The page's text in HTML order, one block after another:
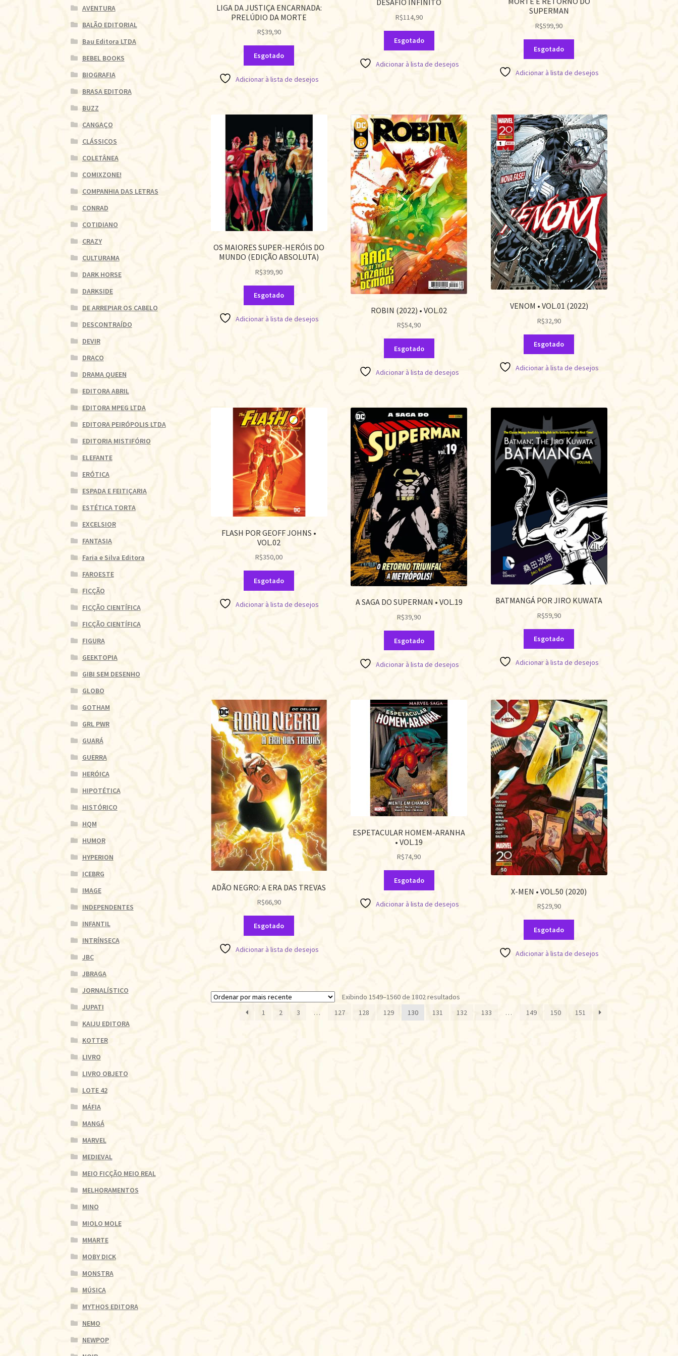
LIGA DA JUSTIÇA ENCARNADA:
PRELÚDIO DA MORTE
R$39,90
Esgotado
Adicionar à lista de desejos
DESAFIO INFINITO
R$114,90
Esgotado
Adicionar à lista de desejos
SUPERMAN
R$599,90
Esgotado
Adicionar à lista de desejos
OS MAIORES SUPER-HERÓIS DO
MUNDO (EDIÇÃO ABSOLUTA)
R$399,90
Esgotado
Adicionar à lista de desejos
ROBIN (2022) • VOL.02
R$54,90
Esgotado
Adicionar à lista de desejos
VENOM • VOL.01 (2022)
R$32,90
Esgotado
Adicionar à lista de desejos
FLASH POR GEOFF JOHNS •
VOL.02
R$350,00
Esgotado
Adicionar à lista de desejos A SAGA DO SUPERMAN • VOL.19
R$39,90
Esgotado
Adicionar à lista de desejos
BATMANGÁ POR JIRO KUWATA
R$59,90
Esgotado
Adicionar à lista de desejos
ADÃO NEGRO: A ERA DAS TREVAS
R$66,90
Esgotado
Adicionar à lista de desejos
ESPETACULAR HOMEM-ARANHA
• VOL.19
R$74,90
Esgotado
Adicionar à lista de desejos
X-MEN • VOL.50 (2020)
R$29,90
Esgotado
Adicionar à lista de desejos
Exibindo 1549–1560 de 1802 resultadosClassificado
1 2 3 … 127 128 129 130 131 132 133 … 149 150 151
AVENTURA
BALÃO EDITORIAL
Bau Editora LTDA
BEBEL BOOKS
BIOGRAFIA
BRASA EDITORA
BUZZ
CANGAÇO
CLÁSSICOS
COLETÂNEA
COMIXZONE!
COMPANHIA DAS LETRAS
CONRAD
COTIDIANO
CRAZY
CULTURAMA
DARK HORSE
DARKSIDE
DE ARREPIAR OS CABELO
DESCONTRAÍDO
DEVIR
DRACO
DRAMA QUEEN
EDITORA ABRIL
EDITORA MPEG LTDA
EDITORA PEIRÓPOLIS LTDA
EDITORIA MISTIFÓRIO
ELEFANTE
ERÓTICA
ESPADA E FEITIÇARIA
ESTÉTICA TORTA
EXCELSIOR
FANTASIA
Faria e Silva Editora
FAROESTE
FICÇÃO
FICÇÃO CIENTÍFICA
FICÇÃO CIENTÍFICA
FIGURA
GEEKTOPIA
GIBI SEM DESENHO
GLOBO
GOTHAM
GRL PWR
GUARÁ
GUERRA
HERÓICA
HIPOTÉTICA
HISTÓRICO
HQM
HUMOR
HYPERION
ICEBRG
IMAGE
INDEPENDENTES
INFANTIL
INTRÍNSECA
JBC
JBRAGA
JORNALÍSTICO
JUPATI
KAIJU EDITORA
KOTTER
LIVRO
LIVRO OBJETO
LOTE 42
MÁFIA
MANGÁ
MARVEL
MEDIEVAL
MEIO FICÇÃO MEIO REAL
MELHORAMENTOS
MINO
MIOLO MOLE
MMARTE
MOBY DICK
MONSTRA
MÚSICA
MYTHOS EDITORA
NEMO
NEWPOP